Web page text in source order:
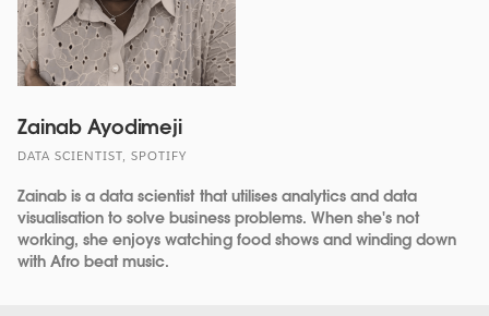
Zainab Ayodimeji
DATA SCIENTIST, SPOTIFY
Zainab is a data scientist that utilises analytics and data
visualisation to solve business problems. When she's not
working, she enjoys watching food shows and winding down
with Afro beat music.